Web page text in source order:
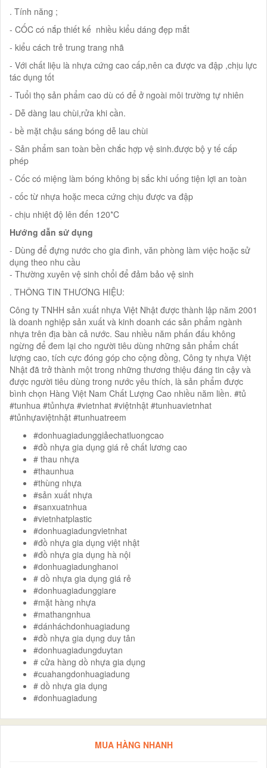
. Tính năng ;
- CỐC có nắp thiết kế nhiều kiểu dáng đẹp mắt
- kiểu cách trẻ trung trang nhã
- Với chất liệu là nhựa cứng cao cấp,nên ca được va đập ,chịu lực
tác dụng tốt
- Tuổi thọ sản phẩm cao dù có để ở ngoài môi trường tự nhiên
- Dễ dàng lau chùi,rửa khi cần.
- bề mặt chậu sáng bóng dễ lau chùi
- Sản phẩm san toàn bền chắc hợp vệ sinh.được bộ y tế cấp
phép
- Cốc có miệng làm bóng không bị sắc khi uống tiện lợi an toàn
- cốc từ nhựa hoặc meca cứng chịu được va đập
- chịu nhiệt độ lên đến 120*C
Hướng dẫn sử dụng
- Dùng để đựng nước cho gia đình, văn phòng làm việc hoặc sử
dụng theo nhu cầu
- Thường xuyên vệ sinh chổi để đảm bảo vệ sinh
. THÔNG TIN THƯƠNG HIỆU:
Công ty TNHH sản xuất nhựa Việt Nhật được thành lập năm 2001
là doanh nghiệp sản xuất và kinh doanh các sản phẩm ngành
nhựa trên địa bàn cả nước. Sau nhiều năm phấn đấu không
ngừng để đem lại cho người tiêu dùng những sản phẩm chất
lượng cao, tích cực đóng góp cho cộng đồng, Công ty nhựa Việt
Nhật đã trở thành một trong những thương thiệu đáng tin cậy và
được người tiêu dùng trong nước yêu thích, là sản phẩm được
bình chọn Hàng Việt Nam Chất Lượng Cao nhiều năm liền. #tủ
#tunhua #tủnhựa #vietnhat #việtnhật #tunhuavietnhat
#tủnhựaviệtnhật #tunhuatreem
#donhuagiadunggiảechatluongcao
#đồ nhựa gia dụng giá rẻ chất lương cao
# thau nhựa
#thaunhua
#thùng nhựa
#sản xuất nhựa
#sanxuatnhua
#vietnhatplastic
#donhuagiadungvietnhat
#đồ nhựa gia dụng việt nhật
#đồ nhựa gia dụng hà nội
#donhuagiadunghanoi
# dồ nhựa gia dụng giá rẻ
#donhuagiadunggiare
#mặt hàng nhựa
#mathangnhua
#dánháchdonhuagiadung
#đồ nhựa gia dụng duy tân
#donhuagiadungduytan
# cửa hàng dồ nhựa gia dụng
#cuahangdonhuagiadung
# dồ nhựa gia dụng
#donhuagiadung
MUA HÀNG NHANH